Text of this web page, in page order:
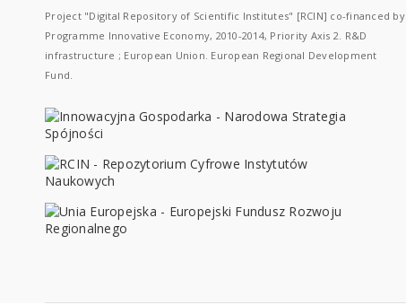
Project "Digital Repository of Scientific Institutes" [RCIN] co-financed by
Programme Innovative Economy, 2010-2014, Priority Axis 2. R&D
infrastructure ; European Union. European Regional Development
Fund.